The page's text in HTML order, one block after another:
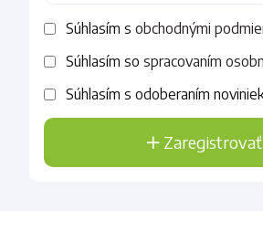
Súhlasím s obchodnými
Súhlasím so spracovaním
Súhlasím s odoberaním
Zaregistrovať